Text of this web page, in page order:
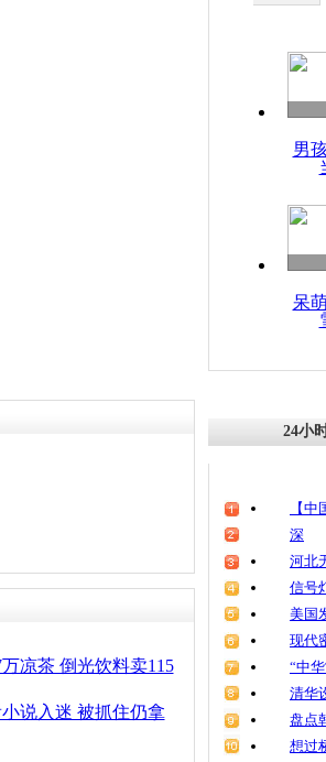
男
呆
凉茶 倒光饮料卖115
说入迷 被抓住仍拿
24小
【
深
河北
信号
美国
现代
“中
清华
盘点
想过